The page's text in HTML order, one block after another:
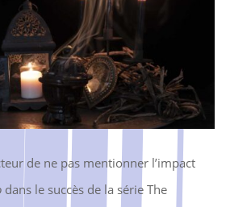
de ne pas mentionner l’impact
dans le succès de la série The